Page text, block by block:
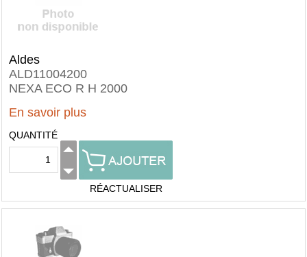
Aldes
ALD11004200
NEXA ECO R H 2000
En savoir plus
QUANTITÉ
RÉACTUALISER